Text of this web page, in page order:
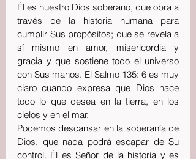
Él es nuestro Dios soberano, que obra a
través de la historia humana para
cumplir Sus propósitos; que se revela a
sí mismo en amor, misericordia y
gracia y que sostiene todo el universo
con Sus manos. El Salmo 135: 6 es muy
claro cuando expresa que Dios hace
todo lo que desea en la tierra, en los
cielos y en el mar.
Podemos descansar en la soberanía de
Dios, que nada podrá escapar de Su
control. Él es Señor de la historia y es